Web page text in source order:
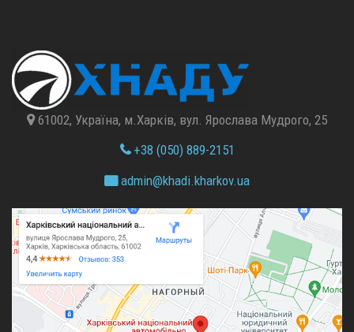
61002, Україна, м.Харків, вул. Ярослава Мудрого, 25
+38 (050) 889-2151
admin@khadi.kharkov.ua